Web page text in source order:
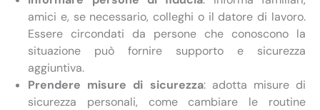
amici e, se necessario, colleghi o il datore di lavoro.
Essere circondati da persone che conoscono la
situazione può fornire supporto e sicurezza
aggiuntiva.
Prendere misure di sicurezza: adotta misure di
sicurezza personali, come cambiare le routine